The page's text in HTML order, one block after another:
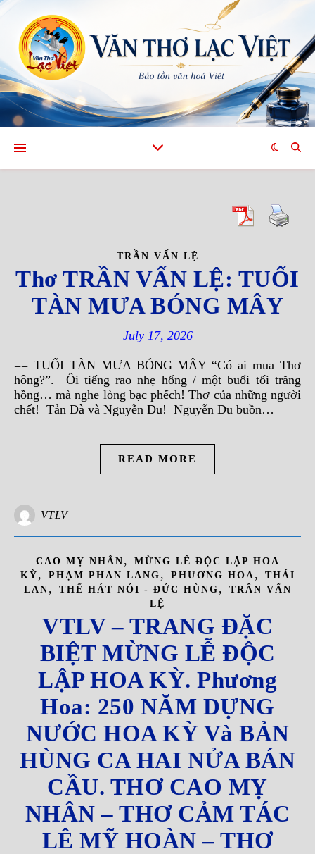
TRẦN VẤN LỆ
Thơ TRẦN VẤN LỆ: TUỔI
TÀN MƯA BÓNG MÂY
July 17, 2026
== TUỔI TÀN MƯA BÓNG MÂY “Có ai mua Thơ
hông?”. Ôi tiếng rao nhẹ hổng / một buổi tối trăng
hồng… mà nghe lòng bạc phếch! Thơ của những người
chết! Tản Đà và Nguyễn Du! Nguyễn Du buồn…
READ MORE
VTLV
CAO MỴ NHÂN ,
MỪNG LỄ ĐỘC LẬP HOA
KỲ , PHẠM PHAN LANG , PHƯƠNG HOA ,
THÁI
LAN , THỂ HÁT NÓI - ĐỨC HÙNG ,
TRẦN VẤN
LỆ
VTLV – TRANG ĐẶC
BIỆT MỪNG LỄ ĐỘC
LẬP HOA KỲ. Phương
Hoa: 250 NĂM DỰNG
NƯỚC HOA KỲ Và BẢN
HÙNG CA HAI NỬA BÁN
CẦU. THƠ CAO MỴ
NHÂN – THƠ CẢM TÁC
LÊ MỸ HOÀN – THƠ